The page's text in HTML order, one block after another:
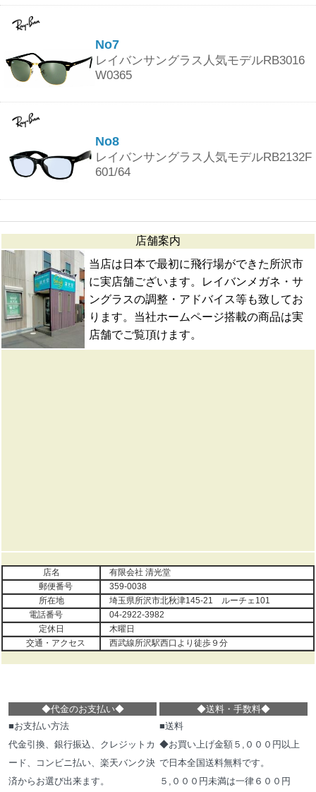
No7
レイバンサングラス人気モデルRB3016
W0365
No8
レイバンサングラス人気モデルRB2132F
601/64
店舗案内
当店は日本で最初に飛行場ができた所沢市
に実店舗ございます。レイバンメガネ・サ
ングラスの調整・アドバイス等も致してお
ります。当社ホームページ搭載の商品は実
店舗でご覧頂けます。
店名
有限会社 清光堂
郵便番号
359-0038
所在地
埼玉県所沢市北秋津145-21 ルーチェ101
電話番号
04-2922-3982
定休日
木曜日
交通・アクセス
西武線所沢駅西口より徒歩９分
◆代金のお支払い◆
■お支払い方法
代金引換、銀行振込、クレジットカ
ード、コンビニ払い、楽天バンク決
済からお選び出来ます。
◆送料・手数料◆
■送料
◆お買い上げ金額５,０００円以上
で日本全国送料無料です。
５,０００円未満は一律６００円